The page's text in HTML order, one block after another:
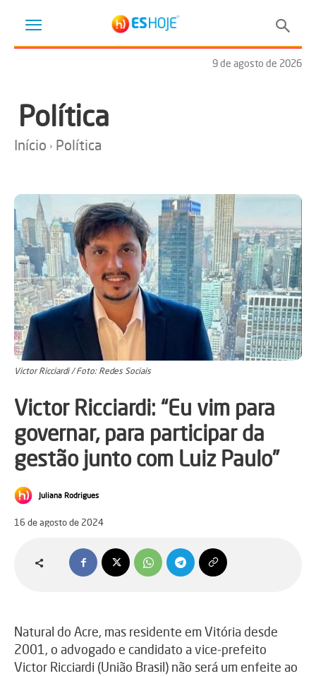
9 de agosto de 2026
Política
Início Política
Victor Ricciardi / Foto: Redes Sociais
Victor Ricciardi: “Eu vim para
governar, para participar da
gestão junto com Luiz Paulo”
Juliana Rodrigues
16 de agosto de 2024
Natural do Acre, mas residente em Vitória desde
2001, o advogado e candidato a vice-prefeito
Victor Ricciardi (União Brasil) não será um enfeite ao